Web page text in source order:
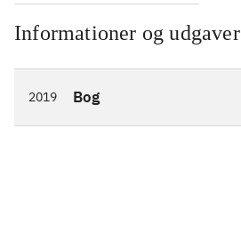
Informationer og udgaver
2019 Bog